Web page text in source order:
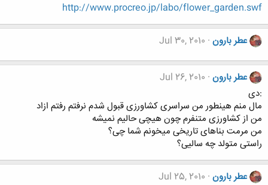
http://www.procreo.jp/labo/flower_garden.swf
عطر بارون Jul 30, 2010
عطر بارون Jul 26, 2010
:دی
مال منم هینطور من سراسری کشاورزی قبول شدم نرفتم رفتم ازاد
من از کشاورزی متنفرم چون هیچی حالیم نمیشه
من مرمت بناهای تاریخی میخونم شما چی؟
راستی متولد چه سالیی؟
عطر بارون Jul 25, 2010